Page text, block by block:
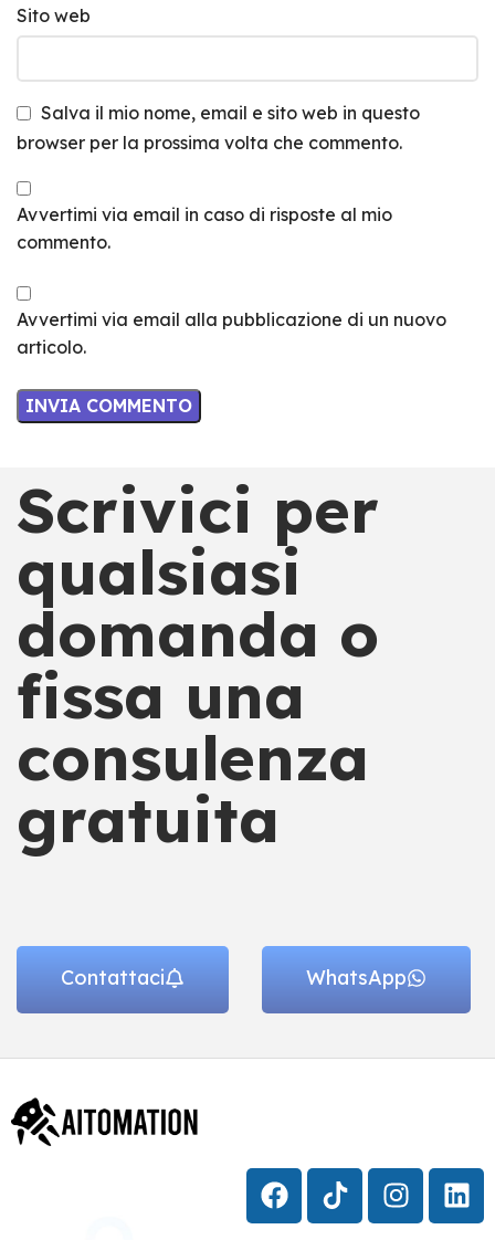
Sito web
Salva il mio nome, email e sito web in questo
browser per la prossima volta che commento.
Avvertimi via email in caso di risposte al mio
commento.
Avvertimi via email alla pubblicazione di un nuovo
articolo.
Scrivici per
qualsiasi
domanda o
fissa una
consulenza
gratuita
Contattaci WhatsApp